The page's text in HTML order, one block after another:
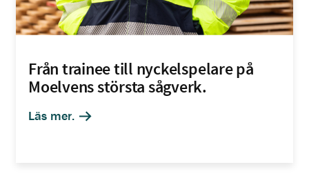
Från trainee till nyckelspelare på
Moelvens största sågverk.
Läs mer.